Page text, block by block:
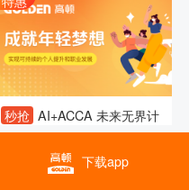
秒抢 AI+ACCA 未来无界计
划试听课
下载app